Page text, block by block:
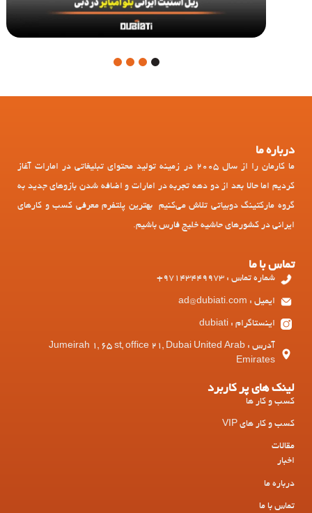
1
درباره ما
ما کارمان را از سال 2005 در زمینه تولید محتوای تبلیغاتی در امارات آغاز
کردیم اما حالا بعد از دو دهه تجربه در امارات و اضافه شدن بازوهای جدید به
گروه مارکتینگ دوبیاتی تلاش می‌کنیم بهترین پلتفرم معرفی کسب و کارهای
ایرانی در کشورهای حاشیه خلیج فارس باشیم.
تماس با ما
شماره تماس : 97143449973+
ایمیل : ad@dubiati.com
اینستاگرام : dubiati
آدرس : Jumeirah 1, 65 st, office 21, Dubai United Arab
Emirates
لینک های پر کاربرد
کسب و کار ها
کسب و کار های VIP
مقالات
اخبار
درباره ما
تماس با ما